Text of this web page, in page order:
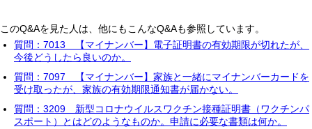
このQ&Aを見た人は、他にもこんなQ&Aも参照しています。
質問：7013 【マイナンバー】電子証明書の有効期限が切れたが、
今後どうしたら良いのか。
質問：7097 【マイナンバー】家族と一緒にマイナンバーカードを
受け取ったが、家族の有効期限通知書が届かない。
質問：3209 新型コロナウイルスワクチン接種証明書（ワクチンパ
スポート）とはどのようなものか。申請に必要な書類は何か。